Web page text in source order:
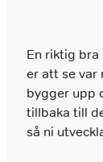
En riktig
er att se var
bygger upp
tillbaka till
så ni